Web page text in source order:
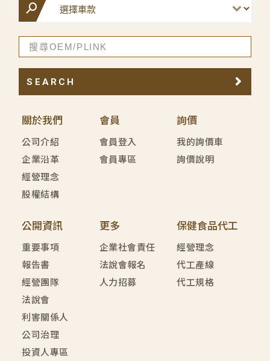
關於我們
公司介紹
企業沿革
經營理念
股權結構
會員
會員登入
會員專區
詢價
我的詢價車
詢價說明
公開資訊
重要事項
報告書
經營團隊
法說會
利害關係人
公司治理
投資人專區
更多
企業社會責任
法說會報名
人力招募
保健食品代工
經營理念
代工產線
代工規格
SEARCH